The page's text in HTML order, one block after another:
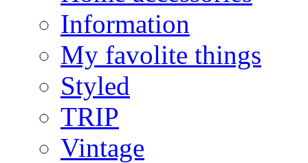
Information
My favolite things
Styled
TRIP
Vintage